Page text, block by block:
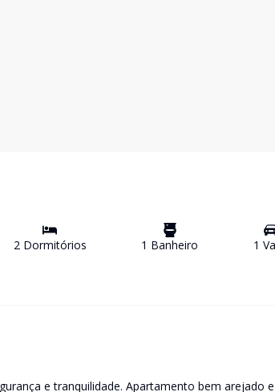
2Dormitórios 1 Banheiro 1
e tranquilidade. Apartamento bem arejado e